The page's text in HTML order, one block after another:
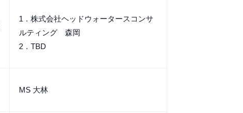
1．株式会社ヘッドウォータースコンサ
ルティング 森岡
2．TBD
MS 大林